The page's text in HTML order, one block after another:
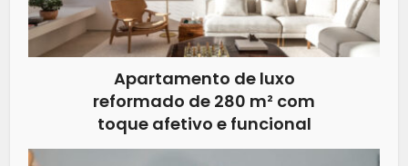
Apartamento de luxo
reformado de 280 m² com
toque afetivo e funcional